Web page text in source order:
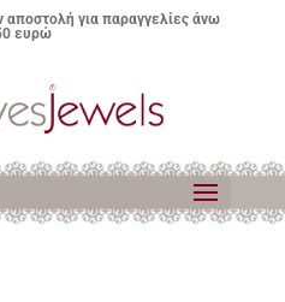
για παραγγελίες άνω
ευρώ